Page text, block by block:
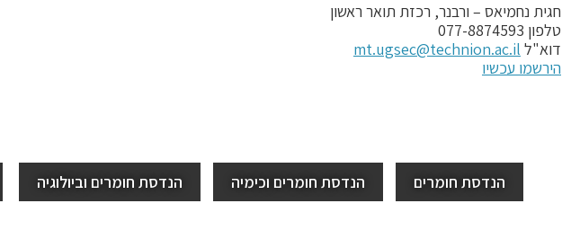
חגית נחמיאס – ורבנר, רכזת תואר ראשון
טלפון 077-8874593
דוא"ל mt.ugsec@technion.ac.il
הירשמו עכשיו
הנדסת חומרים הנדסת חומרים וכימיה הנדסת חומרים וביולוגיה